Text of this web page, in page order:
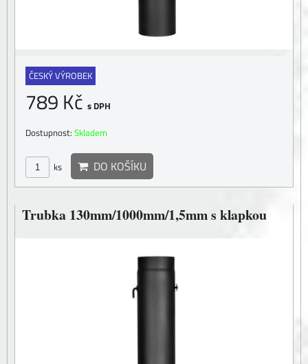
ČESKÝ VÝROBEK
789 Kč s DPH
Dostupnost: Skladem
ks DO KOŠÍKU
Trubka 130mm/1000mm/1,5mm s klapkou